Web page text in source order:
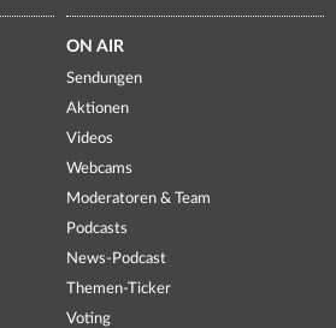
ON AIR
Sendungen
Aktionen
Videos
Webcams
Moderatoren & Team
Podcasts
News-Podcast
Themen-Ticker
Voting